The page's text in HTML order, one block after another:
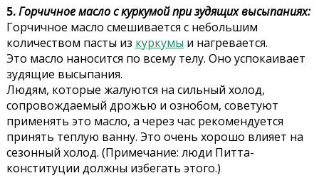
5.Горчичное масло с куркумой при зудящих высыпаниях:
Горчичное масло смешивается с небольшим
количеством пасты из куркумы и нагревается.
Это масло наносится по всему телу. Оно успокаивает
зудящие высыпания.
Людям, которые жалуются на сильный холод,
сопровождаемый дрожью и ознобом, советуют
применять это масло, а через час рекомендуется
принять теплую ванну. Это очень хорошо влияет на
сезонный холод. (Примечание: люди Питта-
конституции должны избегать этого.)